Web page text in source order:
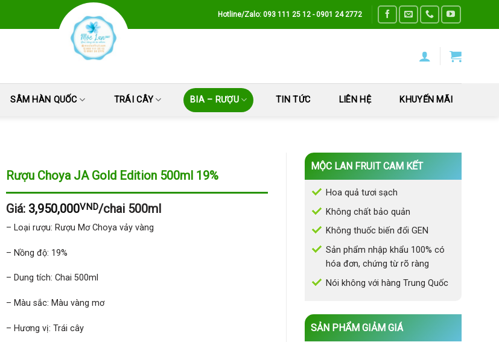
Hotline/Zalo: 093 111 25 12 - 0901 24 2772
SÂM HÀN QUỐC TRÁI CÂY BIA – RƯỢU TIN TỨC LIÊN HỆ KHUYẾN MÃI
MỘC LAN FRUIT CAM KẾT
Hoa quả tươi sạch
Không chất bảo quản
Không thuốc biến đổi GEN
Sản phẩm nhập khẩu 100% có
hóa đơn, chứng từ rõ ràng
Nói không với hàng Trung Quốc
SẢN PHẨM GIẢM GIÁ
Rượu Choya JA Gold Edition 500ml 19%
Giá: 3,950,000VND/chai 500ml
– Loại rượu: Rượu Mơ Choya vảy vàng
– Nồng độ: 19%
– Dung tích: Chai 500ml
– Màu sắc: Màu vàng mơ
– Hương vị: Trái cây